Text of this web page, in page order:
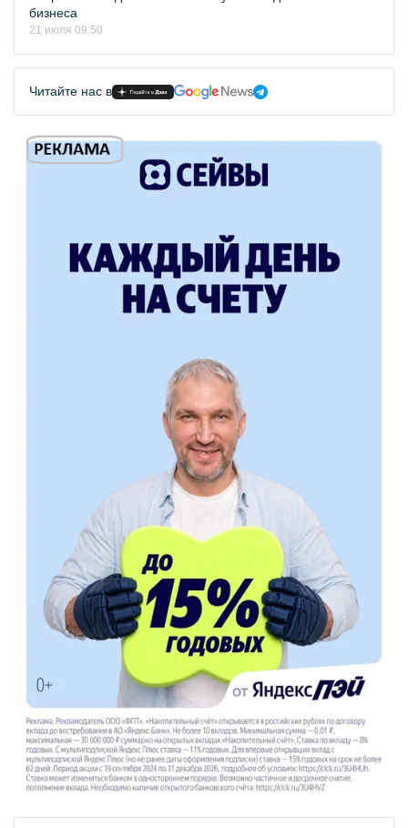
бизнеса
21 июля 09:50
Читайте нас в